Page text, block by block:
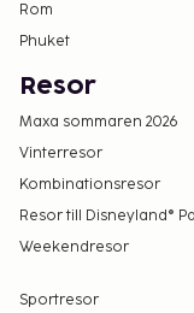
Rom
Phuket
Resor
Maxa sommaren 2026
Vinterresor
Kombinationsresor
Resor till Disneyland®
Weekendresor
Sportresor